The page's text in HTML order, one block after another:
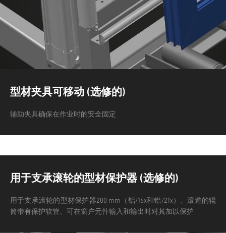
型材夹具可移动 (选修的)
辅助夹具确保在作业时的安全固定
用于支承滚轮的型材保护器 (选修的)
用于支承滚轮的型材保护器200 mm（铝/16x和铝/21x）、滚道的辊
筒带有保护软管、可在窗户元件输入和输出时对其加以保护